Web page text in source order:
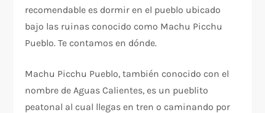
recomendable es dormir en el pueblo ubicado
bajo las ruinas conocido como Machu Picchu
Pueblo. Te contamos en dónde.
Machu Picchu Pueblo, también conocido con el
nombre de Aguas Calientes, es un pueblito
peatonal al cual llegas en tren o caminando por